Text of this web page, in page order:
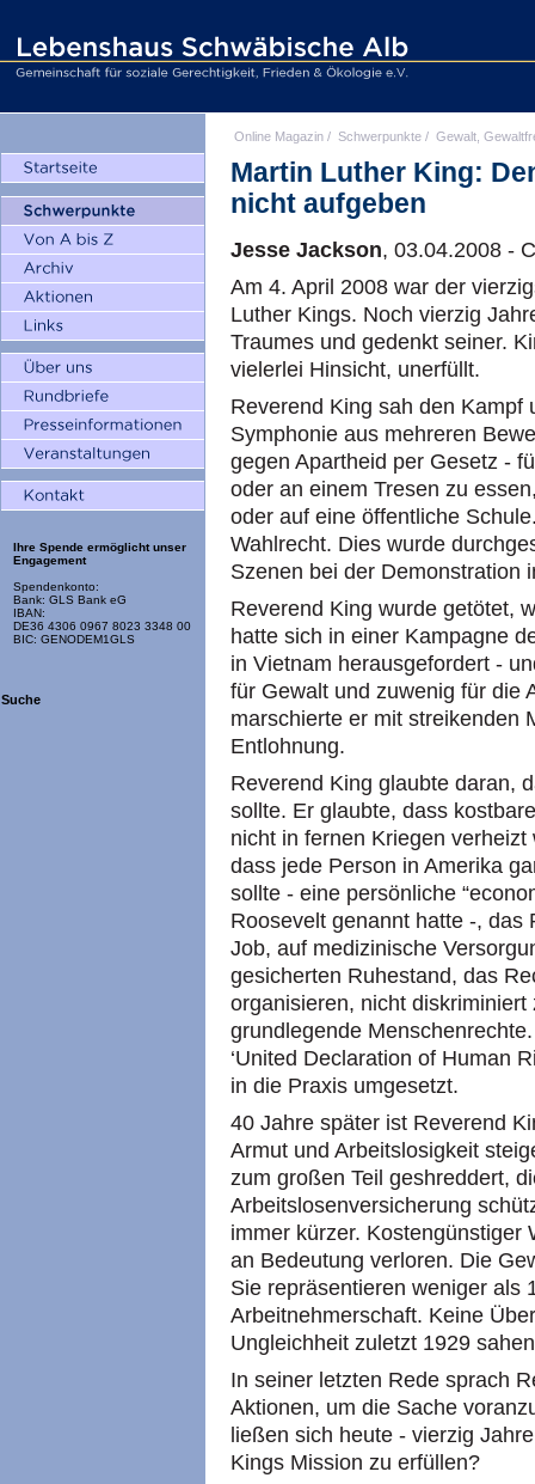
Ihre Spende ermöglicht unser
Engagement
Spendenkonto:
Bank: GLS Bank eG
IBAN:
DE36 4306 0967 8023 3348 00
BIC: GENODEM1GLS
Suche
Online Magazin / Schwerpunkte / Gewalt,
Martin Luther King:
nicht aufgeben
Jesse Jackson, 03.04.2008 -
Am 4. April 2008 war der
Luther Kings. Noch vierzig
Traumes und gedenkt seiner.
vielerlei Hinsicht, unerfüllt.
Reverend King sah den Kampf
Symphonie aus mehreren
gegen Apartheid per Gesetz -
oder an einem Tresen zu
oder auf eine öffentliche
Wahlrecht. Dies wurde
Szenen bei der Demonstration
Reverend King wurde getötet,
hatte sich in einer Kampagne
in Vietnam herausgefordert -
für Gewalt und zuwenig für die
marschierte er mit streikenden
Entlohnung.
Reverend King glaubte daran,
sollte. Er glaubte, dass
nicht in fernen Kriegen
dass jede Person in Amerika
sollte - eine persönliche
Roosevelt genannt hatte -, das
Job, auf medizinische
gesicherten Ruhestand, das
organisieren, nicht
grundlegende
‘United Declaration of Human
in die Praxis umgesetzt.
40 Jahre später ist Reverend
Armut und Arbeitslosigkeit
zum großen Teil geshreddert,
Arbeitslosenversicherung
immer kürzer. Kostengünstiger
an Bedeutung verloren. Die
Sie repräsentieren weniger als
Arbeitnehmerschaft. Keine
Ungleichheit zuletzt 1929
In seiner letzten Rede sprach
Aktionen, um die Sache
ließen sich heute - vierzig
Kings Mission zu erfüllen?